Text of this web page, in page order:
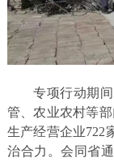
专项行动期
管、农业农村等
生产经营企业722
治合力。会同省